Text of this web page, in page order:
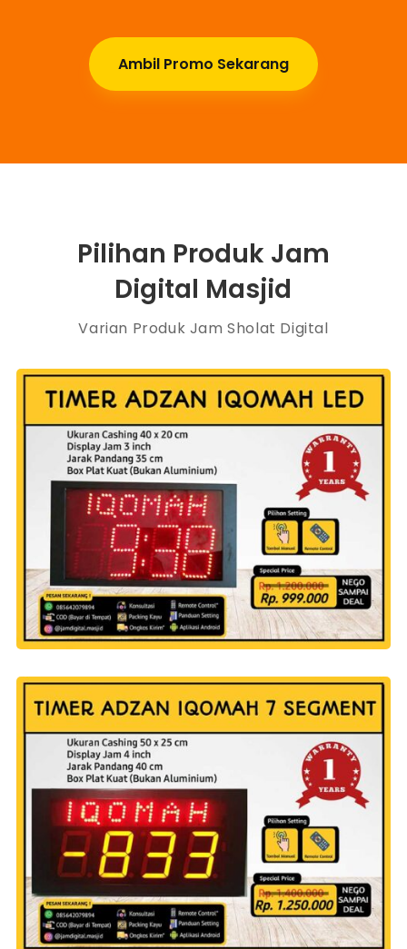
Ambil Promo Sekarang
Pilihan Produk Jam
Digital Masjid
Varian Produk Jam Sholat Digital